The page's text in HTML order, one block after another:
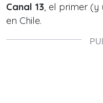
Canal 13, el primer (y
en Chile.